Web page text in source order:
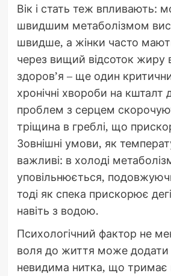
Вік і стать теж впливають:
швидшим метаболізмом
швидше, а жінки часто
через вищий відсоток жиру
здоров’я – ще один
хронічні хвороби на кшталт
проблем з серцем
тріщина в греблі, що
Зовнішні умови, як
важливі: в холоді
уповільнюється,
тоді як спека прискорює
навіть з водою.
Психологічний фактор не
воля до життя може додати
невидима нитка, що тримає